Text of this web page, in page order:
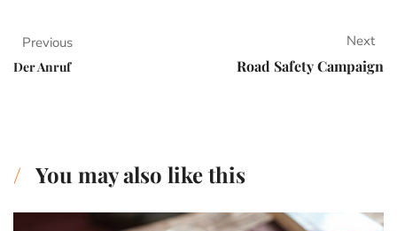
Previous
Der Anruf
Next
Road Safety Campaign
You may also like this